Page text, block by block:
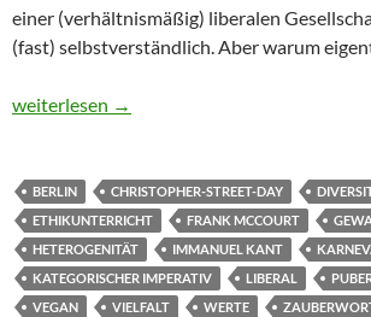
einer (verhältnismäßig) liberalen
(fast) selbstverständlich. Aber warum
Vielfalt
weiterlesen →
BERLIN CHRISTOPHER-STREET-DAY
ETHIKUNTERRICHT
FRANK MCCOURT
HETEROGENITÄT
IMMANUEL KANT
KATEGORISCHER IMPERATIV
LIBERAL
VEGAN
VIELFALT WERTE